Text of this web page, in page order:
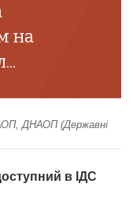
на
ДНАОП (Державні
в ІДС